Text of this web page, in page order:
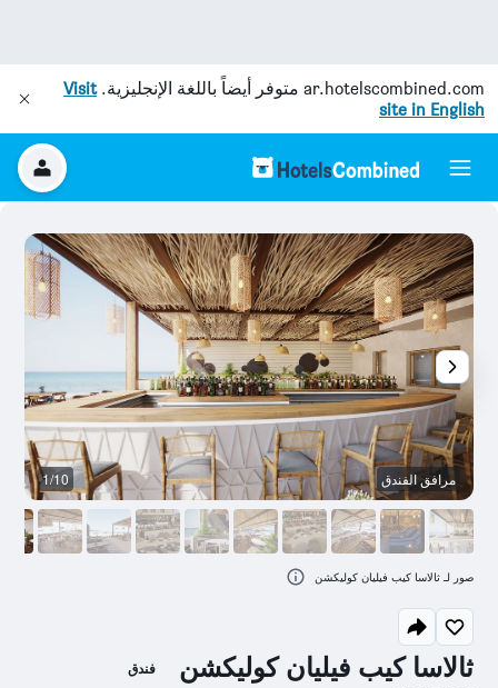
ar.hotelscombined.com متوفر أيضاً باللغة الإنجليزية.Visit
site in English
ثالاسا كيب فيليان كوليكشن فندق
مرافق الفندق 1/10
صور لـ ثالاسا كيب فيليان كوليكشن